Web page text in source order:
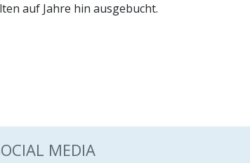
auf Jahre hin ausgebucht.
MEDIA